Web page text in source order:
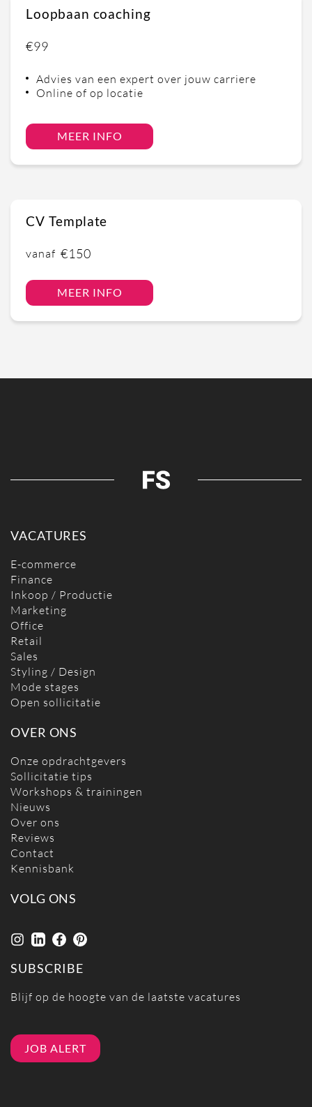
Loopbaan coaching
€99
Advies van een expert over jouw carriere
Online of op locatie
MEER INFO
CV Template
vanaf €150
MEER INFO
VACATURES
E-commerce
Finance
Inkoop / Productie
Marketing
Office
Retail
Sales
Styling / Design
Mode stages
Open sollicitatie
OVER ONS
Onze opdrachtgevers
Sollicitatie tips
Workshops & trainingen
Nieuws
Over ons
Reviews
Contact
Kennisbank
VOLG ONS
SUBSCRIBE
Blijf op de hoogte van de laatste vacatures
JOB ALERT